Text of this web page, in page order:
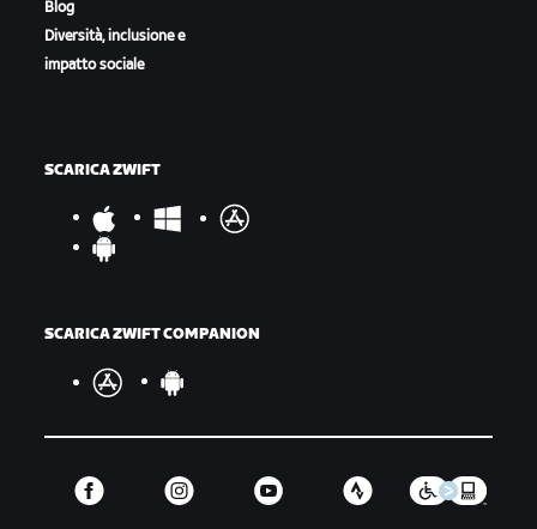
Blog
Diversità, inclusione e
impatto sociale
SCARICA ZWIFT
SCARICA ZWIFT COMPANION